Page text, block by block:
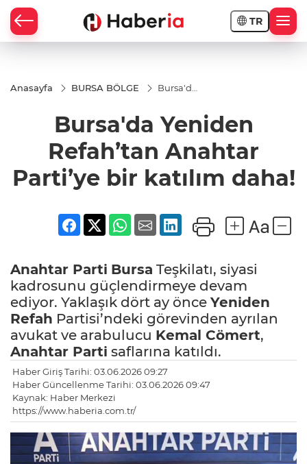
TR
Anasayfa BURSA BÖLGE
Bursa'da
Anahtar
Parti’ye
katılım
Bursa'da Yeniden
Refah’tan Anahtar
Parti’ye bir katılım daha!
Anahtar Parti Bursa Teşkilatı, siyasi
kadrosunu güçlendirmeye devam
ediyor. Yaklaşık dört ay önce Yeniden
Refah Partisi’ndeki görevinden ayrılan
avukat ve arabulucu Kemal Cömert,
Anahtar Parti saflarına katıldı.
Haber Giriş Tarihi: 03.06.2026 09:27
Haber Güncellenme Tarihi: 03.06.2026 09:47
Kaynak: Haber Merkezi
https://www.haberia.com.tr/